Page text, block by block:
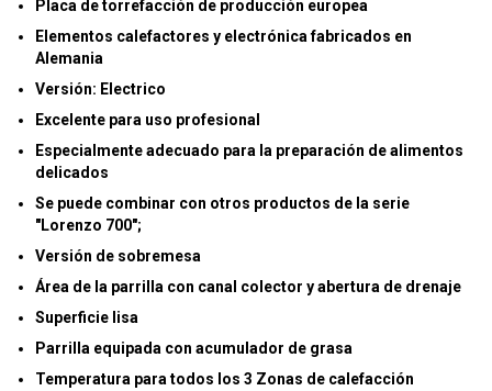
Placa de torrefacción de producción europea
Elementos calefactores y electrónica fabricados en
Alemania
Versión: Electrico
Excelente para uso profesional
Especialmente adecuado para la preparación de alimentos
delicados
Se puede combinar con otros productos de la serie
"Lorenzo 700";
Versión de sobremesa
Área de la parrilla con canal colector y abertura de drenaje
Superficie lisa
Parrilla equipada con acumulador de grasa
Temperatura para todos los 3 Zonas de calefacción